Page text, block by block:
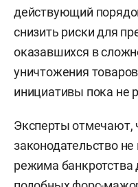
действующий
снизить риски для
оказавшихся в
уничтожения
инициативы пока не
Эксперты отмечают,
законодательство
режима